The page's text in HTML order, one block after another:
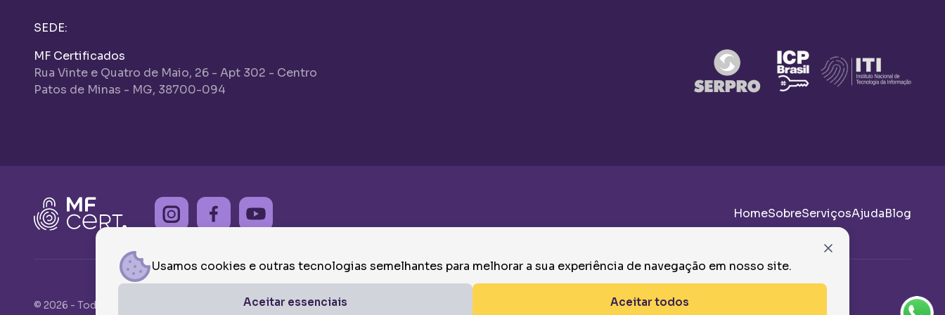
Usamos cookies e outras tecnologias semelhantes para melhorar a sua experiência de navegação em nosso site.
Aceitar essenciais Aceitar todos
SEDE:
MF Certificados
Rua Vinte e Quatro de Maio, 26 - Apt 302 - Centro
Patos de Minas - MG, 38700-094
HomeSobreServiçosAjudaBlog
© 2026 - Todos os direitos reservados MF CERTIFICADOS E ASSESSORIAS, CNPJ: 46.908.359/0001-
Termos de Uso •